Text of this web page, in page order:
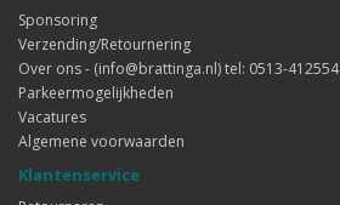
Sponsoring
Verzending/Retournering
Over ons - (info@brattinga.nl) tel: 0513-412554
Parkeermogelijkheden
Vacatures
Algemene voorwaarden
Klantenservice